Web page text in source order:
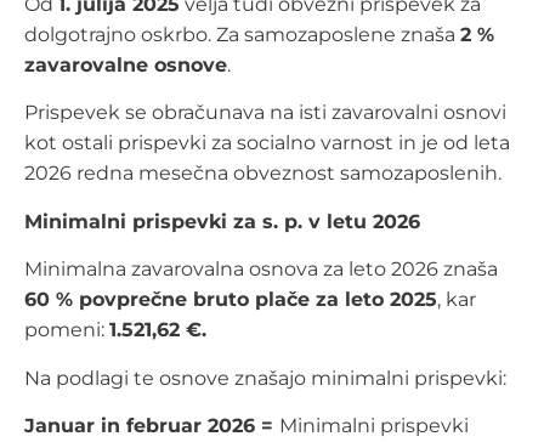
dolgotrajno oskrbo. Za samozaposlene znaša 2 %
zavarovalne osnove.
Prispevek se obračunava na isti zavarovalni osnovi
kot ostali prispevki za socialno varnost in je od leta
2026 redna mesečna obveznost samozaposlenih.
Minimalni prispevki za s. p. v letu 2026
Minimalna zavarovalna osnova za leto 2026 znaša
60 % povprečne bruto plače za leto 2025, kar
pomeni: 1.521,62 €.
Na podlagi te osnove znašajo minimalni prispevki:
Januar in februar 2026 = Minimalni prispevki